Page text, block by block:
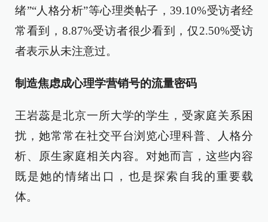
绪”“人格分析”等心理类帖子，39.10%受访者经
常看到，8.87%受访者很少看到，仅2.50%受访
者表示从未注意过。
制造焦虑成心理学营销号的流量密码
王岩蕊是北京一所大学的学生，受家庭关系困
扰，她常常在社交平台浏览心理科普、人格分
析、原生家庭相关内容。对她而言，这些内容
既是她的情绪出口，也是探索自我的重要载
体。